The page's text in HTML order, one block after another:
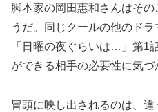
脚本家の岡田惠和さんはそ
うだ。同じクールの他のド
「日曜の夜ぐらいは…」第1
ができる相手の必要性に気づ
冒頭に映し出されるのは、